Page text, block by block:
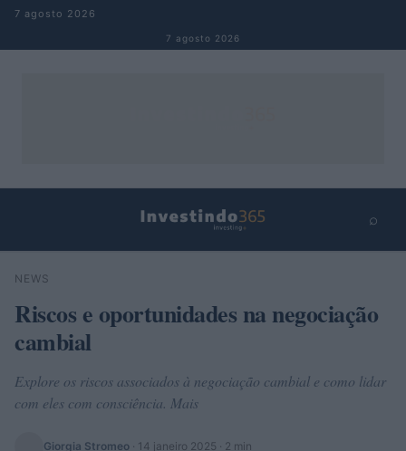
Pular para o conteúdo
7 agosto 2026
7 agosto 2026
⌕
Buscar
NEWS
Riscos e oportunidades na negociação
cambial
Explore os riscos associados à negociação cambial e como lidar
com eles com consciência. Mais
Giorgia Stromeo · 14 janeiro 2025 · 2 min